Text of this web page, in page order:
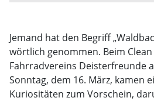
Jemand hat den Begriff
wörtlich genommen. Beim Clean
Fahrradvereins Deisterfreunde
Sonntag, dem 16. März, kamen
Kuriositäten zum Vorschein,